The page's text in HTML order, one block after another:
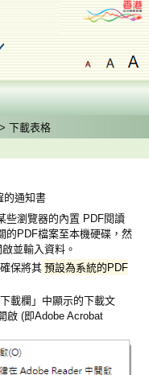
> 下載表格
的通知書
些瀏覽器的內置 PDF閱讀
的PDF檔案至本機硬碟，然
並輸入資料。
保將其預設為系統的PDF
載欄」中顯示的下載文
啟 (即Adobe Acrobat